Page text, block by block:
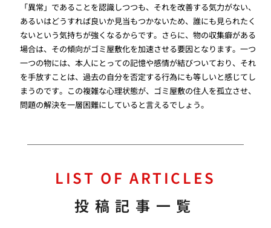
「異常」であることを認識しつつも、それを改善する気力がない、
あるいはどうすれば良いか見当もつかないため、誰にも見られたく
ないという気持ちが強くなるからです。さらに、物の収集癖がある
場合は、その傾向がゴミ屋敷化を加速させる要因となります。一つ
一つの物には、本人にとっての記憶や感情が結びついており、それ
を手放すことは、過去の自分を否定する行為にも等しいと感じてし
まうのです。この複雑な心理状態が、ゴミ屋敷の住人を孤立させ、
問題の解決を一層困難にしていると言えるでしょう。
LIST OF ARTICLES
投稿記事一覧